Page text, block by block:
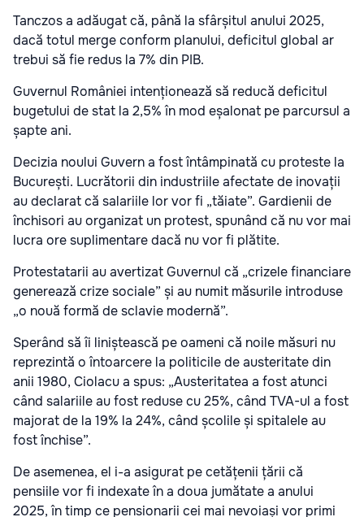
Tanczos a adăugat că, până la sfârșitul anului 2025,
dacă totul merge conform planului, deficitul global ar
trebui să fie redus la 7% din PIB.
Guvernul României intenționează să reducă deficitul
bugetului de stat la 2,5% în mod eșalonat pe parcursul a
șapte ani.
Decizia noului Guvern a fost întâmpinată cu proteste la
București. Lucrătorii din industriile afectate de inovații
au declarat că salariile lor vor fi „tăiate”. Gardienii de
închisori au organizat un protest, spunând că nu vor mai
lucra ore suplimentare dacă nu vor fi plătite.
Protestatarii au avertizat Guvernul că „crizele financiare
generează crize sociale” și au numit măsurile introduse
„o nouă formă de sclavie modernă”.
Sperând să îi liniștească pe oameni că noile măsuri nu
reprezintă o întoarcere la politicile de austeritate din
anii 1980, Ciolacu a spus: „Austeritatea a fost atunci
când salariile au fost reduse cu 25%, când TVA-ul a fost
majorat de la 19% la 24%, când școlile și spitalele au
fost închise”.
De asemenea, el i-a asigurat pe cetățenii țării că
pensiile vor fi indexate în a doua jumătate a anului
2025, în timp ce pensionarii cei mai nevoiași vor primi